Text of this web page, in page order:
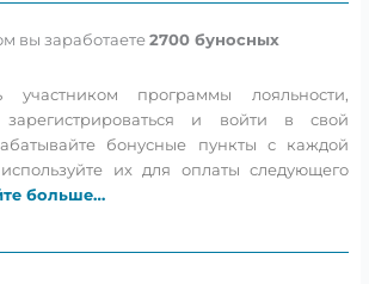
вы заработаете 2700буносных
участником программы лояльности,
зарегистрироваться и войти в свой
бонусные пункты с каждой
их для оплаты следующего
больше…